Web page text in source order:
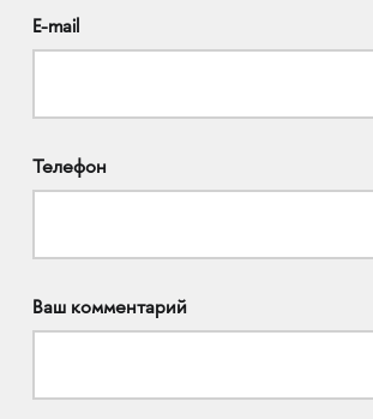
E-mail
Телефон
Ваш комментарий